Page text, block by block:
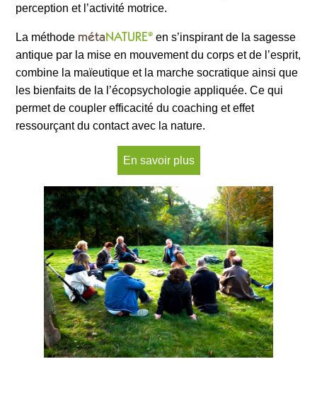
perception et l’activité motrice.
La méthode métaNATURE® en s’inspirant de la sagesse
antique par la mise en mouvement du corps et de l’esprit,
combine la maïeutique et la marche socratique ainsi que
les bienfaits de la l’écopsychologie appliquée. Ce qui
permet de coupler efficacité du coaching et effet
ressourçant du contact avec la nature.
En savoir plus